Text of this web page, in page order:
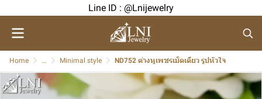
Line ID : @Lnijewelry
Home ... Minimal style ND752 ต่างหูเพชรเม็ดเดียว รูปหัวใจ